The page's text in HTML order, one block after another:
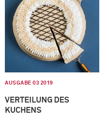
AUSGABE 03 2019
VERTEILUNG DES
KUCHENS